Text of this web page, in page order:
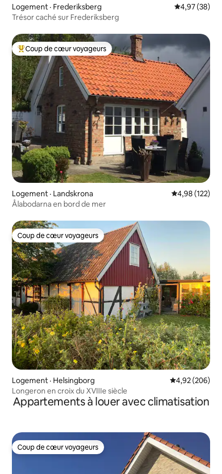
Logement · Frederiksberg Note
4,97 (38)
Trésor caché sur Frederiksberg
Coup de cœur voyageurs parmi les plus aimés
Coup de cœur voyageurs
Logement · Landskrona Note
4,98 (122)
Ålabodarna en bord de mer
Coup de cœur voyageurs
Coup de cœur voyageurs
Logement · Helsingborg Note
4,92 (206)
Longeron en croix du XVIIIe siècle
Appartements à louer avec climatisation
Coup de cœur voyageurs
Coup de cœur voyageurs